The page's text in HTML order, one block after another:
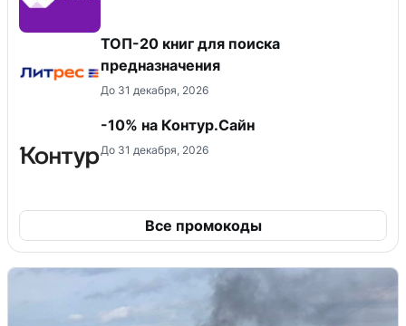
ТОП-20 книг для поиска
предназначения
До 31 декабря, 2026
-10% на Контур.Сайн
До 31 декабря, 2026
Все промокоды